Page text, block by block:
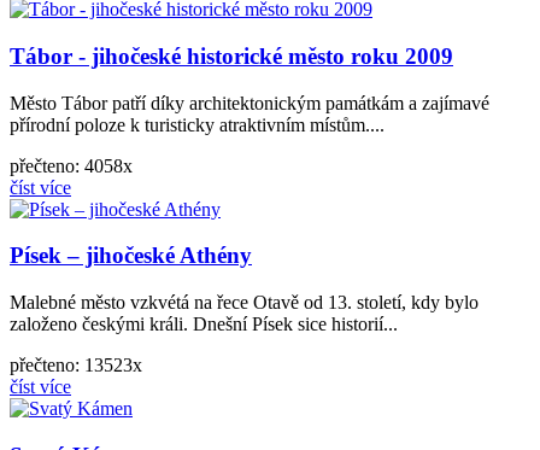
Tábor - jihočeské historické město roku 2009
Město Tábor patří díky architektonickým památkám a zajímavé
přírodní poloze k turisticky atraktivním místům....
přečteno: 4058x
číst více
Písek – jihočeské Athény
Malebné město vzkvétá na řece Otavě od 13. století, kdy bylo
založeno českými králi. Dnešní Písek sice historií...
přečteno: 13523x
číst více